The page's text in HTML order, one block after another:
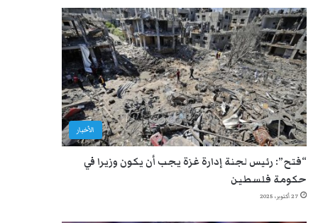
الأخبار
“فتح”: رئيس لجنة إدارة غزة يجب أن يكون وزيرا في
حكومة فلسطين
27 أكتوبر، 2025